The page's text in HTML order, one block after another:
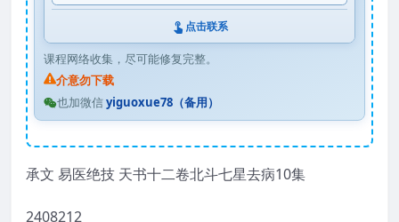
点击联系
课程网络收集，尽可能修复完整。
介意勿下载
也加微信yiguoxue78（备用）
承文 易医绝技 天书十二卷北斗七星去病10集
2408212